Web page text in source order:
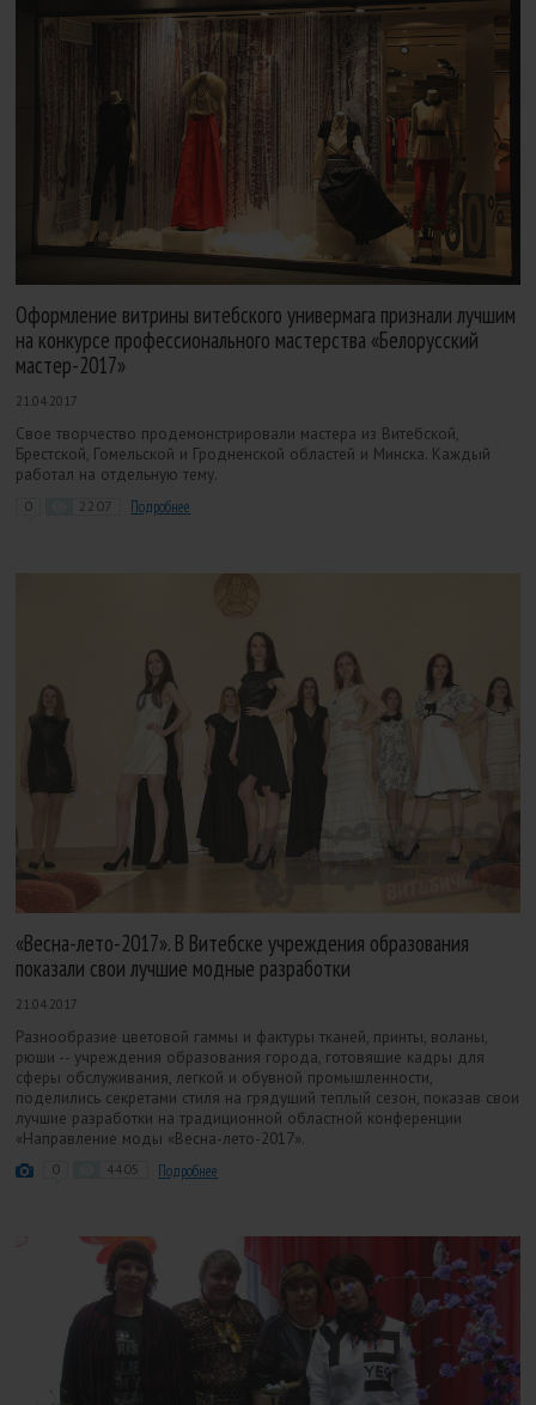
Оформление витрины витебского универмага признали лучшим
на конкурсе профессионального мастерства «Белорусский
мастер-2017»
21.04.2017
Свое творчество продемонстрировали мастера из Витебской,
Брестской, Гомельской и Гродненской областей и Минска. Каждый
работал на отдельную тему.
0 2207 Подробнее
«Весна-лето-2017». В Витебске учреждения образования
показали свои лучшие модные разработки
21.04.2017
Разнообразие цветовой гаммы и фактуры тканей, принты, воланы,
рюши -- учреждения образования города, готовящие кадры для
сферы обслуживания, легкой и обувной промышленности,
поделились секретами стиля на грядущий теплый сезон, показав свои
лучшие разработки на традиционной областной конференции
«Направление моды «Весна-лето-2017».
0 4405 Подробнее